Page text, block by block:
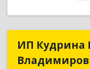
ИП Кудрина